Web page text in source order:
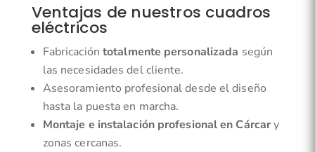
Ventajas de nuestros cuadros
eléctricos
Fabricación totalmente personalizada según
las necesidades del cliente.
Asesoramiento profesional desde el diseño
hasta la puesta en marcha.
Montaje e instalación profesional en Cárcary
zonas cercanas.